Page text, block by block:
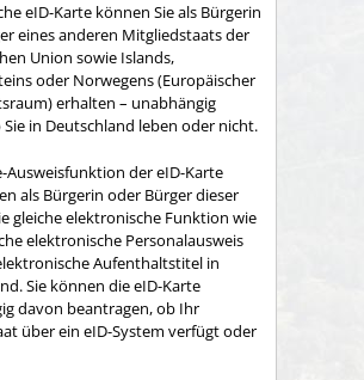
eID-Karte können Sie als Bürgerin
eines anderen Mitgliedstaats der
Union sowie Islands,
oder Norwegens (Europäischer
erhalten – unabhängig
in Deutschland leben oder nicht.
Ausweisfunktion der eID-Karte
als Bürgerin oder Bürger dieser
gleiche elektronische Funktion wie
elektronische Personalausweis
Aufenthaltstitel in
Sie können die eID-Karte
davon beantragen, ob Ihr
über ein eID-System verfügt oder